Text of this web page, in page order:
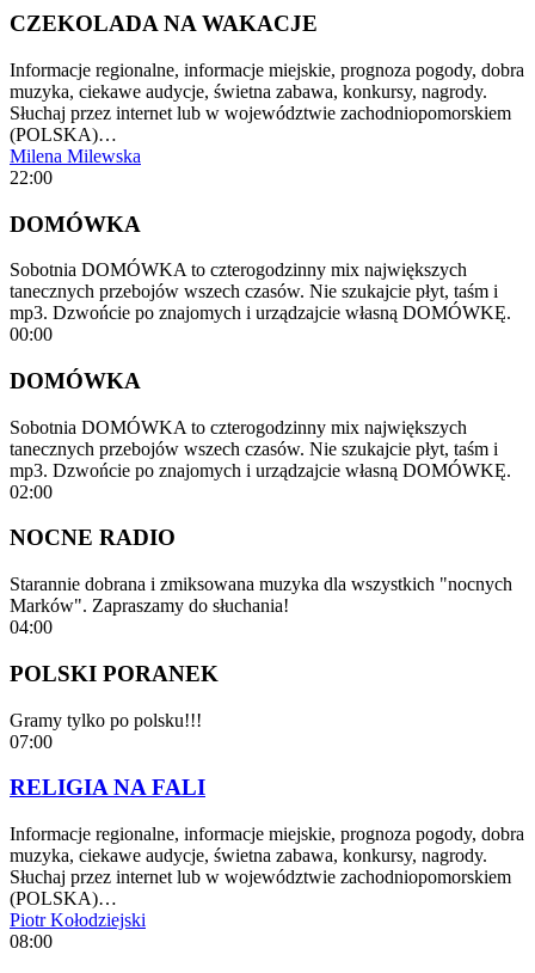
CZEKOLADA NA WAKACJE
Informacje regionalne, informacje miejskie, prognoza pogody, dobra
muzyka, ciekawe audycje, świetna zabawa, konkursy, nagrody.
Słuchaj przez internet lub w województwie zachodniopomorskiem
(POLSKA)…
Milena Milewska
22:00
DOMÓWKA
Sobotnia DOMÓWKA to czterogodzinny mix największych
tanecznych przebojów wszech czasów. Nie szukajcie płyt, taśm i
mp3. Dzwońcie po znajomych i urządzajcie własną DOMÓWKĘ.
00:00
DOMÓWKA
Sobotnia DOMÓWKA to czterogodzinny mix największych
tanecznych przebojów wszech czasów. Nie szukajcie płyt, taśm i
mp3. Dzwońcie po znajomych i urządzajcie własną DOMÓWKĘ.
02:00
NOCNE RADIO
Starannie dobrana i zmiksowana muzyka dla wszystkich "nocnych
Marków". Zapraszamy do słuchania!
04:00
POLSKI PORANEK
Gramy tylko po polsku!!!
07:00
RELIGIA NA FALI
Informacje regionalne, informacje miejskie, prognoza pogody, dobra
muzyka, ciekawe audycje, świetna zabawa, konkursy, nagrody.
Słuchaj przez internet lub w województwie zachodniopomorskiem
(POLSKA)…
Piotr Kołodziejski
08:00